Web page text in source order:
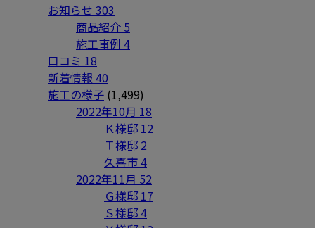
お知らせ 303
商品紹介 5
施工事例 4
口コミ 18
新着情報 40
施工の様子 (1,499)
2022年10月 18
Ｋ様邸 12
Ｔ様邸 2
久喜市4
2022年11月 52
Ｇ様邸 17
Ｓ様邸4